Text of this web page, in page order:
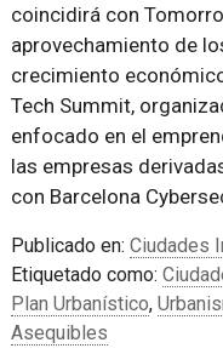
coincidirá con
aprovechamiento de
crecimiento
Tech Summit,
enfocado en el
las empresas
con Barcelona
Publicado en: Ciudades
Etiquetado como:
Plan Urbanístico,
Asequibles